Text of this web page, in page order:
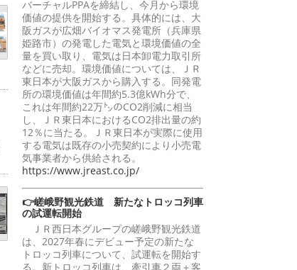
バーチャルPPAを締結し、今月から環境
価値の提供を開始する。具体的には、大
阪ガスが広畑バイオマス発電所（兵庫県
姫路市）の発電した電気と環境価値の全
量を買い取り、電気は日本卸電力取引所
などに売却。環境価値については、ＪＲ
東日本が大阪ガスから購入する。同発電
所の環境価値は年間約5.3億kWh分で、
これは年間約22万㌧のCO2削減に相当
し、ＪＲ東日本におけるCO2排出量の約
12％に当たる。ＪＲ東日本が実際に使用
する電気は既存の小売契約により小売電
気事業者から供給される。
https://www.jreast.co.jp/
👉嵯峨野観光鉄道 新たなトロッコ列車
の試運転開始
ＪＲ西日本グループの嵯峨野観光鉄道
は、2027年春にデビュー予定の新たな
トロッコ列車について、試運転を開始す
る。新トロッコ列車は、牽引車２両＋客